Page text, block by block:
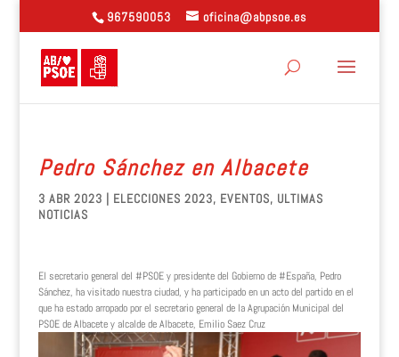
967590053 oficina@abpsoe.es
Pedro Sánchez en Albacete
3 ABR 2023 | ELECCIONES 2023, EVENTOS, ULTIMAS
NOTICIAS
El secretario general del #PSOE y presidente del Gobierno de #España, Pedro
Sánchez, ha visitado nuestra ciudad, y ha participado en un acto del partido en el
que ha estado arropado por el secretario general de la Agrupación Municipal del
PSOE de Albacete y alcalde de Albacete, Emilio Saez Cruz